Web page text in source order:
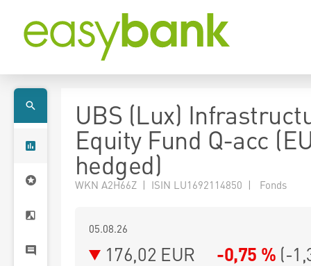
UBS (Lux)
Equity Fund Q-acc
hedged)
WKN A2H66Z | ISIN LU1692114850 | Fonds
05.08.26
176,02 EUR -0,75 % (-